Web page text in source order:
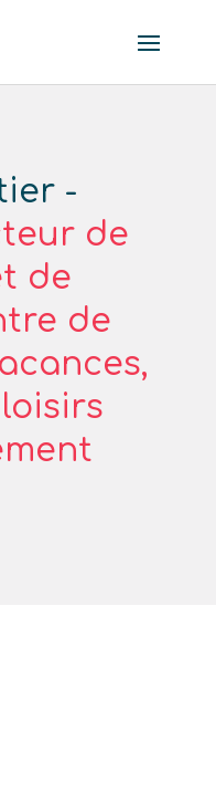
-
de
de
de